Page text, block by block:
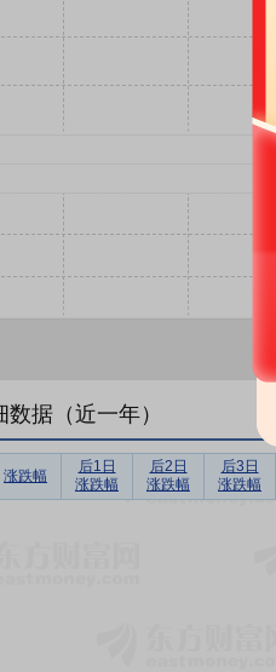
据（近一年）
涨跌幅
后1日
涨跌幅
后2日
涨跌幅
后3日
涨跌幅